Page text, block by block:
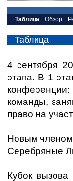
Таблица
Таблица
4 сентября
этапа. В 1
команды,
право на
Новым членом
Серебряные
Кубок
Обзор